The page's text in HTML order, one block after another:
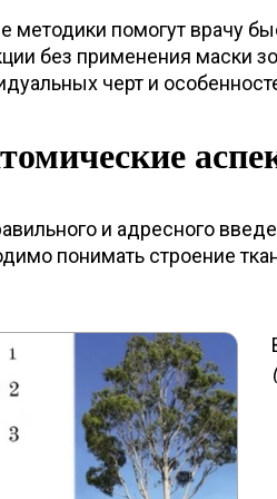
методики помогут врачу
без применения маски
черт и
и адресного
понимать строение